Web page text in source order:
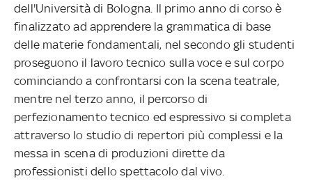
dell'Università di Bologna. Il primo anno di corso è
finalizzato ad apprendere la grammatica di base
delle materie fondamentali, nel secondo gli studenti
proseguono il lavoro tecnico sulla voce e sul corpo
cominciando a confrontarsi con la scena teatrale,
mentre nel terzo anno, il percorso di
perfezionamento tecnico ed espressivo si completa
attraverso lo studio di repertori più complessi e la
messa in scena di produzioni dirette da
professionisti dello spettacolo dal vivo.